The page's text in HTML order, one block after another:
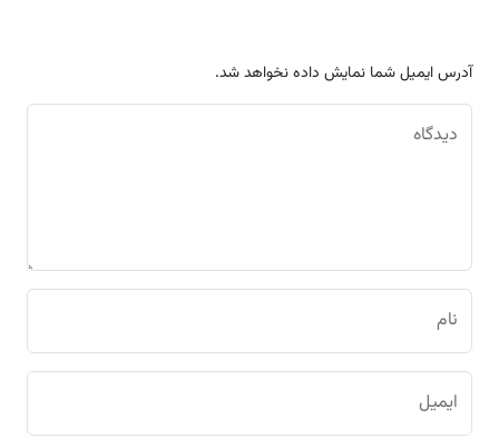
آدرس ایمیل شما نمایش داده نخواهد شد.
دیدگاه
نام
ایمیل